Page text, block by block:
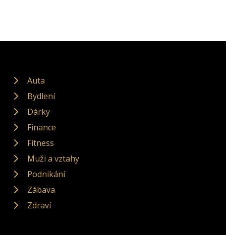
Auta
Bydlení
Dárky
Finance
Fitness
Muži a vztahy
Podnikání
Zábava
Zdraví